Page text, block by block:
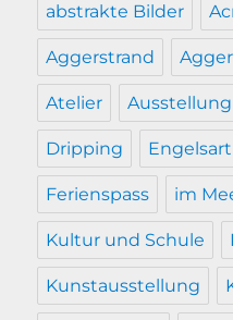
abstrakte Bilder
Aggerstrand
Atelier Ausstellung
Dripping Engelsart
Ferienspass im
Kultur und Schule
Kunstausstellung